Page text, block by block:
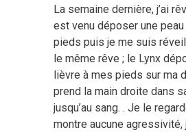
La semaine dernière, j’ai
est venu déposer une
pieds puis je me suis
le même rêve ; le Lynx
lièvre à mes pieds sur ma
prend la main droite dans
jusqu’au sang. . Je le
montre aucune agressivité,